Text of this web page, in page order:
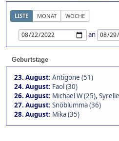
LISTE MONAT WOCHE
an
Geburtstage
23. August: Antigone (51)
24. August: Faol (30)
26. August: Michael W (25),
27. August: Snöblumma (36)
28. August: Mika (35)